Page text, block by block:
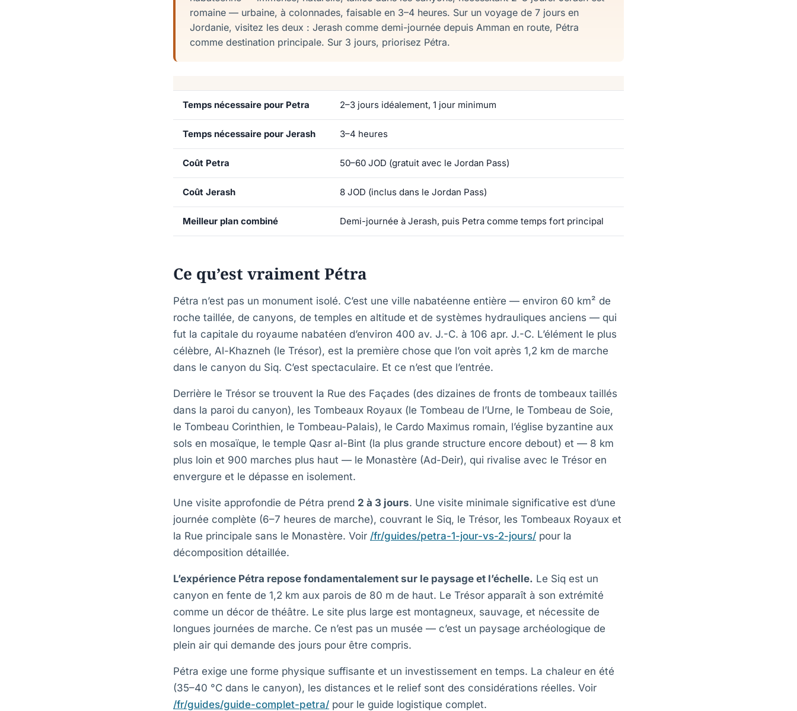
romaine — urbaine, à colonnades, faisable en 3–4 heures. Sur un voyage de 7 jours en
Jordanie, visitez les deux : Jerash comme demi-journée depuis Amman en route, Pétra
comme destination principale. Sur 3 jours, priorisez Pétra.
Temps nécessaire pour Petra 2–3 jours idéalement, 1 jour minimum
Temps nécessaire pour Jerash 3–4 heures
Coût Petra 50–60 JOD (gratuit avec le Jordan Pass)
Coût Jerash 8 JOD (inclus dans le Jordan Pass)
Meilleur plan combiné Demi-journée à Jerash, puis Petra comme temps fort principal
Ce qu’est vraiment Pétra
Pétra n’est pas un monument isolé. C’est une ville nabatéenne entière — environ 60 km² de
roche taillée, de canyons, de temples en altitude et de systèmes hydrauliques anciens — qui
fut la capitale du royaume nabatéen d’environ 400 av. J.-C. à 106 apr. J.-C. L’élément le plus
célèbre, Al-Khazneh (le Trésor), est la première chose que l’on voit après 1,2 km de marche
dans le canyon du Siq. C’est spectaculaire. Et ce n’est que l’entrée.
Derrière le Trésor se trouvent la Rue des Façades (des dizaines de fronts de tombeaux taillés
dans la paroi du canyon), les Tombeaux Royaux (le Tombeau de l’Urne, le Tombeau de Soie,
le Tombeau Corinthien, le Tombeau-Palais), le Cardo Maximus romain, l’église byzantine aux
sols en mosaïque, le temple Qasr al-Bint (la plus grande structure encore debout) et — 8 km
plus loin et 900 marches plus haut — le Monastère (Ad-Deir), qui rivalise avec le Trésor en
envergure et le dépasse en isolement.
Une visite approfondie de Pétra prend 2 à 3 jours. Une visite minimale significative est d’une
journée complète (6–7 heures de marche), couvrant le Siq, le Trésor, les Tombeaux Royaux et
la Rue principale sans le Monastère. Voir /fr/guides/petra-1-jour-vs-2-jours/ pour la
décomposition détaillée.
L’expérience Pétra repose fondamentalement sur le paysage et l’échelle. Le Siq est un
canyon en fente de 1,2 km aux parois de 80 m de haut. Le Trésor apparaît à son extrémité
comme un décor de théâtre. Le site plus large est montagneux, sauvage, et nécessite de
longues journées de marche. Ce n’est pas un musée — c’est un paysage archéologique de
plein air qui demande des jours pour être compris.
Pétra exige une forme physique suffisante et un investissement en temps. La chaleur en été
(35–40 °C dans le canyon), les distances et le relief sont des considérations réelles. Voir
/fr/guides/guide-complet-petra/ pour le guide logistique complet.